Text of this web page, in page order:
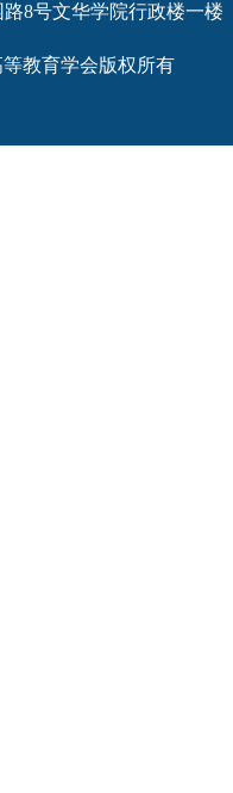
8号文华学院行政楼一楼
教育学会版权所有